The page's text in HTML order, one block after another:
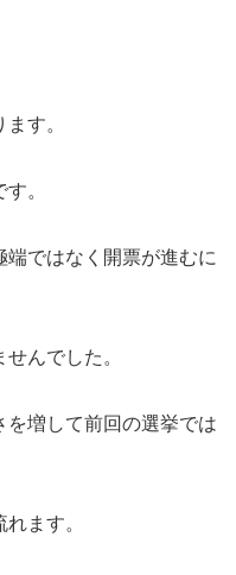
す。
。
ではなく開票が進むに
んでした。
を増して前回の選挙では
ます。